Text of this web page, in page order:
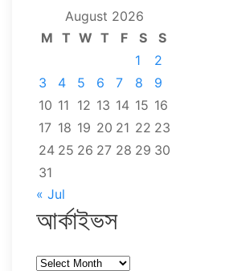
August 2026
M T W T F S
S
1
2
3
4 5 6 7 8
9
10 11 12 13 14 15 16
17 18 19 20 21 22 23
24 25 26 27 28 29 30
31
« Jul
আর্কাইভস
আর্কাইভস